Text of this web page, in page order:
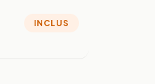
INCLUS